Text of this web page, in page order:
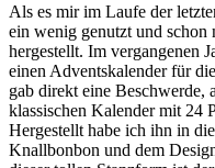
Als es mir im Laufe der
ein wenig genutzt und schon
hergestellt. Im vergangenen
einen Adventskalender für
gab direkt eine Beschwerde,
klassischen Kalender mit 24
Hergestellt habe ich ihn in
Knallbonbon und dem